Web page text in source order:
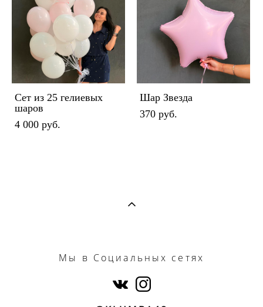
Сет из 25 гелиевых
шаров
4 000 pуб.
Шар Звезда
370 pуб.
Мы в Социальных сетях